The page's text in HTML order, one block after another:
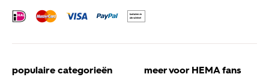
populaire categorieën
meer voor HEMA fans